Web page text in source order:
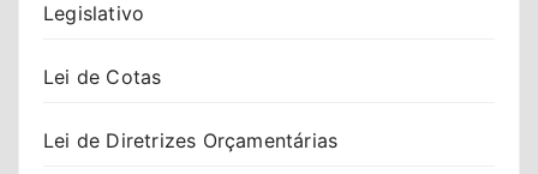
Legislativo
Lei de Cotas
Lei de Diretrizes Orçamentárias